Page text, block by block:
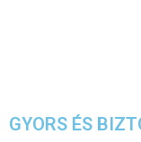
GYORS ÉS